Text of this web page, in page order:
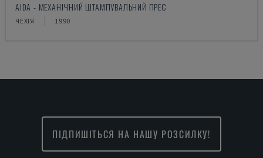
AIDA - МЕХАНІЧНИЙ ШТАМПУВАЛЬНИЙ ПРЕС
ЧЕХІЯ 1990
ПІДПИШІТЬСЯ НА НАШУ РОЗСИЛКУ!